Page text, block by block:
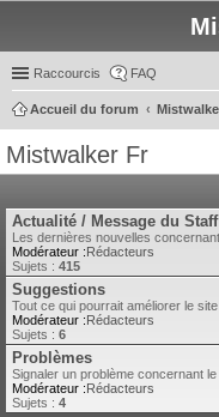
Raccourcis FAQ
Accueil du forum
Mistwalker Fr
Actualité / Message du Staff
Les dernières nouvelles
Modérateur :Rédacteurs
Sujets : 415
Suggestions
Tout ce qui pourrait améliorer le site
Modérateur :Rédacteurs
Sujets : 6
Problèmes
Signaler un problème concernant le
Modérateur :Rédacteurs
Sujets : 4